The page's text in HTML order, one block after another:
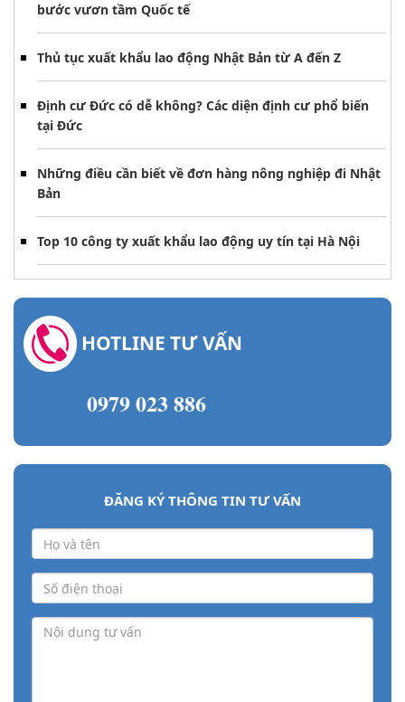
bước vươn tầm Quốc tế
Thủ tục xuất khẩu lao động Nhật Bản từ A đến Z
Định cư Đức có dễ không? Các diện định cư phổ biến
tại Đức
Những điều cần biết về đơn hàng nông nghiệp đi Nhật
Bản
Top 10 công ty xuất khẩu lao động uy tín tại Hà Nội
HOTLINE TƯ VẤN
0979 023 886
ĐĂNG KÝ THÔNG TIN TƯ VẤN